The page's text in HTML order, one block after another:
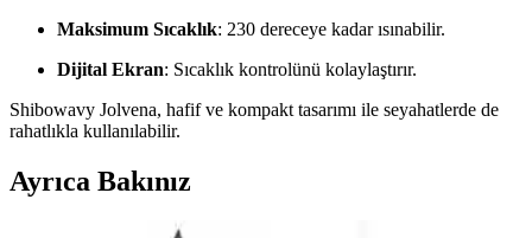
Maksimum Sıcaklık: 230 dereceye kadar ısınabilir.
Dijital Ekran: Sıcaklık kontrolünü kolaylaştırır.
Shibowavy Jolvena, hafif ve kompakt tasarımı ile seyahatlerde de
rahatlıkla kullanılabilir.
Ayrıca Bakınız